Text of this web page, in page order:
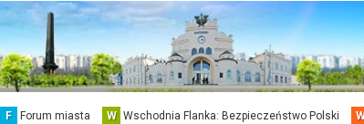
F Forum miasta W Wschodnia Flanka: Bezpieczeństwo Polski